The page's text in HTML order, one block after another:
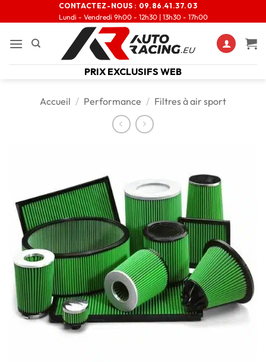
CONTACTEZ-NOUS : 09.86.41.37.03
Lundi - Vendredi 9h00 - 12h30 | 13h30 - 17h00
PRIX EXCLUSIFS WEB
Accueil / Performance / Filtres à air sport